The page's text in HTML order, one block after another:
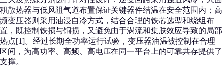
积散热器与低风阻气道布置保证关键器件结温在安全范围内；高
频变压器则采用油浸自冷方式，结合合理的铁芯选型和绕组布
置，既控制铁损与铜损，又避免由于涡流和集肤效应导致的局部
热点[1]。经过长期全功率运行试验，变压器油温被控制在合理
区间，为高功率、高频、高电压在同一平台上的可靠共存提供了
支撑。